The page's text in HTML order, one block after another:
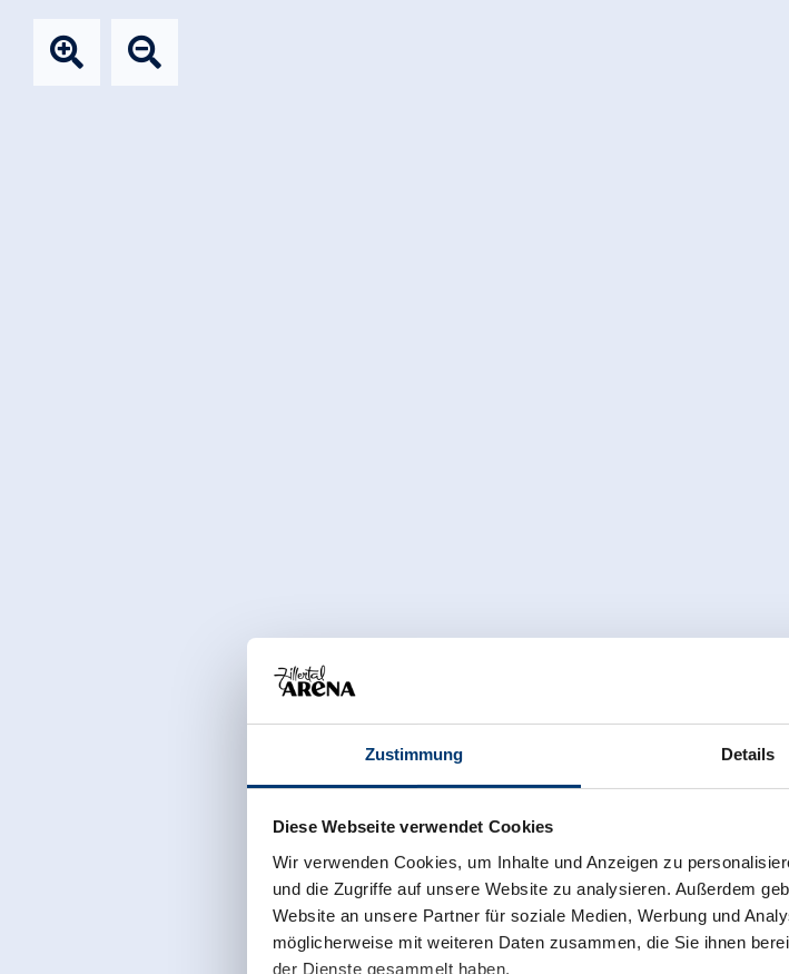
Zustimmung Details
Diese Webseite verwendet Cookies
Wir verwenden Cookies, um Inhalte und Anzeigen zu
und die Zugriffe auf unsere Website zu analysieren. Außerdem
Website an unsere Partner für soziale Medien, Werbung und
möglicherweise mit weiteren Daten zusammen, die Sie ihnen
der Dienste gesammelt haben.